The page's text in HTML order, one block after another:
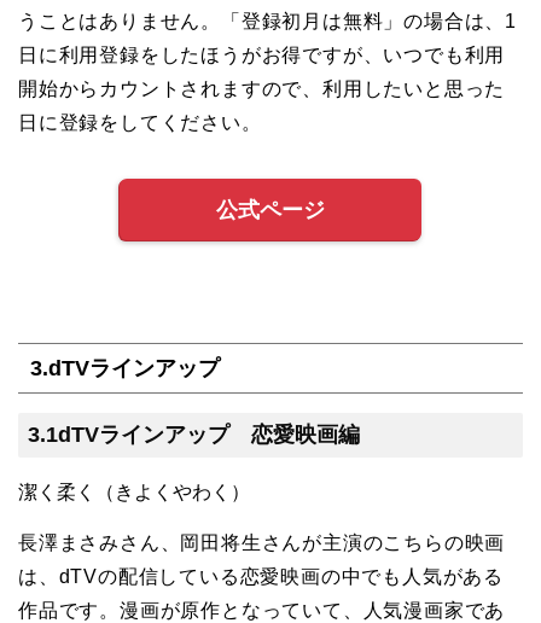
うことはありません。「登録初月は無料」の場合は、1
日に利用登録をしたほうがお得ですが、いつでも利用
開始からカウントされますので、利用したいと思った
日に登録をしてください。
公式ページ
3.dTVラインアップ
3.1dTVラインアップ 恋愛映画編
潔く柔く（きよくやわく）
長澤まさみさん、岡田将生さんが主演のこちらの映画
は、dTVの配信している恋愛映画の中でも人気がある
作品です。漫画が原作となっていて、人気漫画家であ